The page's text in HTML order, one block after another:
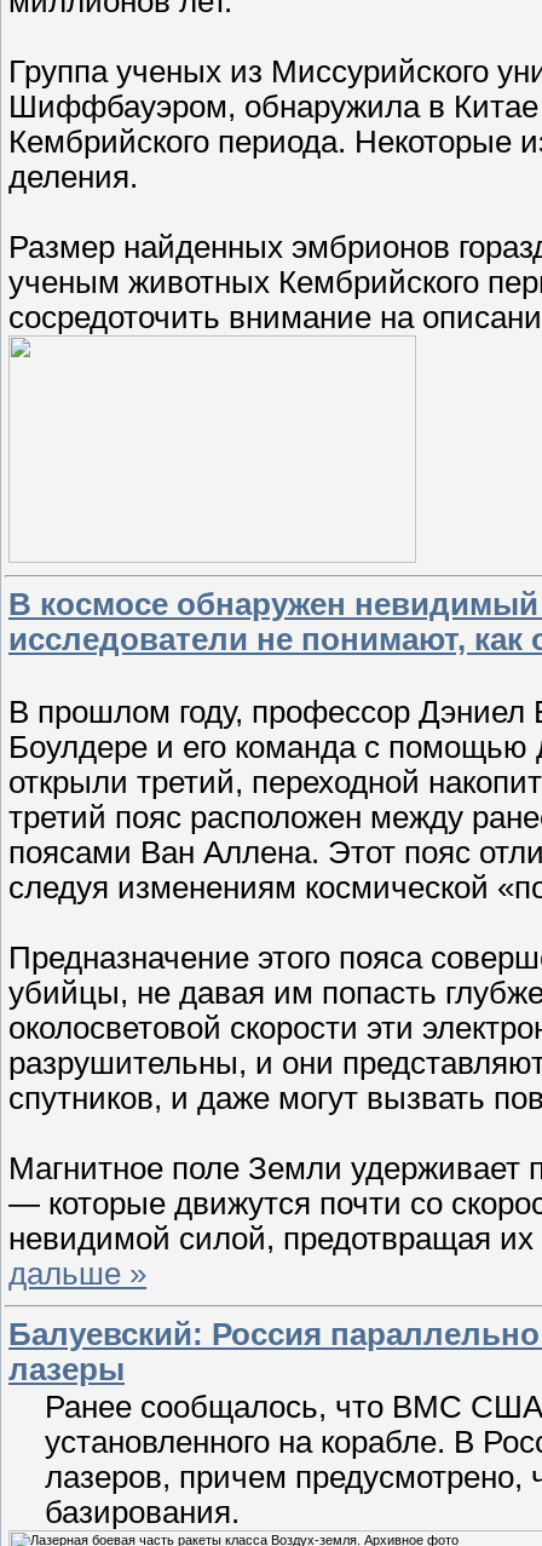
Группа ученых из Миссурийского
Шиффбауэром, обнаружила в
Кембрийского периода. Некоторые
деления.
Размер найденных эмбрионов
ученым животных Кембрийского
сосредоточить внимание на
В космосе обнаружен
исследователи не понимают, как
В прошлом году, профессор Дэниел
Боулдере и его команда с помощью
открыли третий, переходной
третий пояс расположен между
поясами Ван Аллена. Этот пояс
следуя изменениям космической
Предназначение этого пояса
убийцы, не давая им попасть
околосветовой скорости эти
разрушительны, и они
спутников, и даже могут вызвать
Магнитное поле Земли удерживает
— которые движутся почти со
невидимой силой, предотвращая
дальше »
Балуевский: Россия
лазеры
Ранее сообщалось, что ВМС США
установленного на корабле. В
лазеров, причем предусмотрено,
базирования.